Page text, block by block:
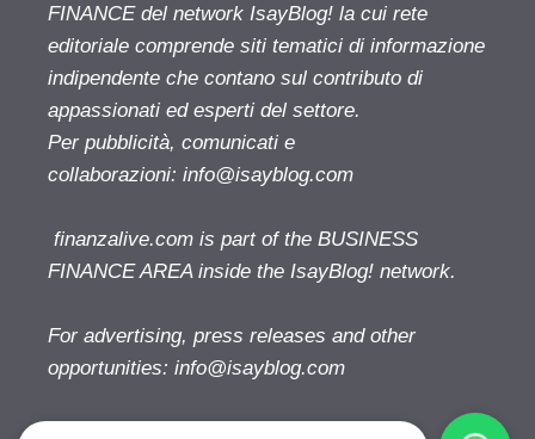
FINANCE del network IsayBlog! la cui rete
editoriale comprende siti tematici di informazione
indipendente che contano sul contributo di
appassionati ed esperti del settore.
Per pubblicità, comunicati e
collaborazioni: info@isayblog.com
finanzalive.com is part of the BUSINESS
FINANCE AREA inside the IsayBlog! network.
For advertising, press releases and other
opportunities: info@isayblog.com